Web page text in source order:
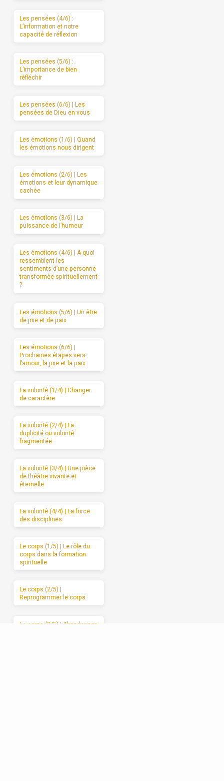
Les pensées (4/6) :
L’information et notre
capacité de réflexion
Les pensées (5/6) :
L’importance de bien
réfléchir
Les pensées (6/6) | Les
pensées de Dieu en vous
Les émotions (1/6) | Quand
les émotions nous dirigent
Les émotions (2/6) | Les
émotions et leur dynamique
cachée
Les émotions (3/6) | La
puissance de l’humeur
Les émotions (4/6) | A quoi
ressemblent les
sentiments d’une personne
transformée spirituellement
?
Les émotions (5/6) | Un être
de joie et de paix
Les émotions (6/6) |
Prochaines étapes vers
l’amour, la joie et la paix
La volonté (1/4) | Changer
de caractère
La volonté (2/4) | La
duplicité ou volonté
fragmentée
La volonté (3/4) | Une pièce
de théâtre vivante et
éternelle
La volonté (4/4) | La force
des disciplines
Le corps (1/5) | Le rôle du
corps dans la formation
spirituelle
Le corps (2/5) |
Reprogrammer le corps
Le corps (3/5) | Abandonner